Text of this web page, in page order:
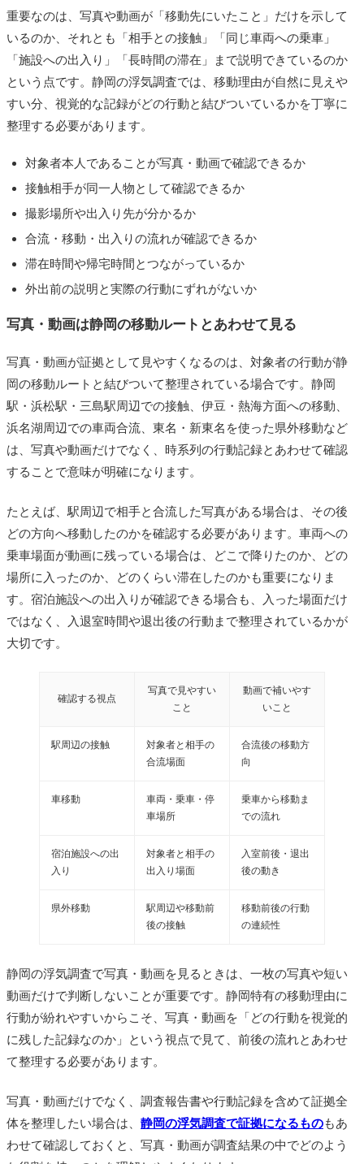
重要なのは、写真や動画が「移動先にいたこと」だけを示して
いるのか、それとも「相手との接触」「同じ車両への乗車」
「施設への出入り」「長時間の滞在」まで説明できているのか
という点です。静岡の浮気調査では、移動理由が自然に見えや
すい分、視覚的な記録がどの行動と結びついているかを丁寧に
整理する必要があります。
対象者本人であることが写真・動画で確認できるか
接触相手が同一人物として確認できるか
撮影場所や出入り先が分かるか
合流・移動・出入りの流れが確認できるか
滞在時間や帰宅時間とつながっているか
外出前の説明と実際の行動にずれがないか
写真・動画は静岡の移動ルートとあわせて見る
写真・動画が証拠として見やすくなるのは、対象者の行動が静
岡の移動ルートと結びついて整理されている場合です。静岡
駅・浜松駅・三島駅周辺での接触、伊豆・熱海方面への移動、
浜名湖周辺での車両合流、東名・新東名を使った県外移動など
は、写真や動画だけでなく、時系列の行動記録とあわせて確認
することで意味が明確になります。
たとえば、駅周辺で相手と合流した写真がある場合は、その後
どの方向へ移動したのかを確認する必要があります。車両への
乗車場面が動画に残っている場合は、どこで降りたのか、どの
場所に入ったのか、どのくらい滞在したのかも重要になりま
す。宿泊施設への出入りが確認できる場合も、入った場面だけ
ではなく、入退室時間や退出後の行動まで整理されているかが
大切です。
確認する視点
写真で見やすい
こと
動画で補いやす
いこと
駅周辺の接触
対象者と相手の
合流場面
合流後の移動方
向
車移動
車両・乗車・停
車場所
乗車から移動ま
での流れ
宿泊施設への出
入り
対象者と相手の
出入り場面
入室前後・退出
後の動き
県外移動
駅周辺や移動前
後の接触
移動前後の行動
の連続性
静岡の浮気調査で写真・動画を見るときは、一枚の写真や短い
動画だけで判断しないことが重要です。静岡特有の移動理由に
行動が紛れやすいからこそ、写真・動画を「どの行動を視覚的
に残した記録なのか」という視点で見て、前後の流れとあわせ
て整理する必要があります。
写真・動画だけでなく、調査報告書や行動記録を含めて証拠全
体を整理したい場合は、 静岡の浮気調査で証拠になるものもあ
わせて確認しておくと、写真・動画が調査結果の中でどのよう